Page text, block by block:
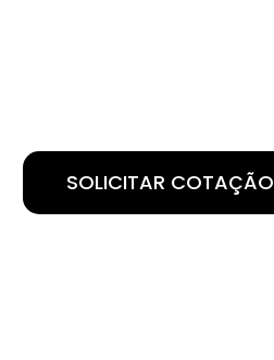
SOLICITAR COTAÇÃO